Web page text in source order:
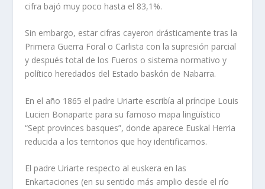
cifra bajó muy poco hasta el 83,1%.
Sin embargo, estar cifras cayeron drásticamente tras la
Primera Guerra Foral o Carlista con la supresión parcial
y después total de los Fueros o sistema normativo y
político heredados del Estado baskón de Nabarra.
En el año 1865 el padre Uriarte escribía al príncipe Louis
Lucien Bonaparte para su famoso mapa lingüístico
“Sept provinces basques”, donde aparece Euskal Herria
reducida a los territorios que hoy identificamos.
El padre Uriarte respecto al euskera en las
Enkartaciones (en su sentido más amplio desde el río